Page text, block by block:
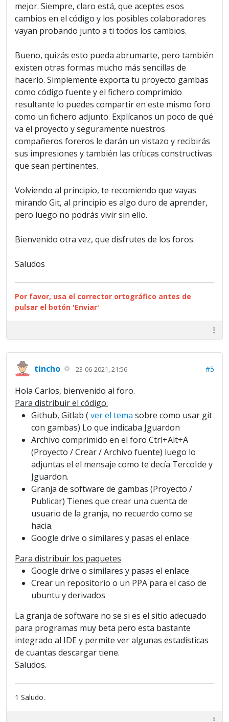
mejor. Siempre, claro está, que aceptes esos
cambios en el código y los posibles colaboradores
vayan probando junto a ti todos los cambios.
Bueno, quizás esto pueda abrumarte, pero también
existen otras formas mucho más sencillas de
hacerlo. Simplemente exporta tu proyecto gambas
como código fuente y el fichero comprimido
resultante lo puedes compartir en este mismo foro
como un fichero adjunto. Explícanos un poco de qué
va el proyecto y seguramente nuestros
compañeros foreros le darán un vistazo y recibirás
sus impresiones y también las críticas constructivas
que sean pertinentes.
Volviendo al principio, te recomiendo que vayas
mirando Git, al principio es algo duro de aprender,
pero luego no podrás vivir sin ello.
Bienvenido otra vez, que disfrutes de los foros.
Saludos
Por favor, usa el corrector ortográfico antes de
pulsar el botón 'Enviar'
tincho 23-06-2021, 21:56 #5
Hola Carlos, bienvenido al foro.
Para distribuir el código:
Github, Gitlab ( ver el tema sobre como usar git
con gambas) Lo que indicaba Jguardon
Archivo comprimido en el foro Ctrl+Alt+A
(Proyecto / Crear / Archivo fuente) luego lo
adjuntas el el mensaje como te decía TercoIde y
Jguardon.
Granja de software de gambas (Proyecto /
Publicar) Tienes que crear una cuenta de
usuario de la granja, no recuerdo como se
hacia.
Google drive o similares y pasas el enlace
Para distribuir los paquetes
Google drive o similares y pasas el enlace
Crear un repositorio o un PPA para el caso de
ubuntu y derivados
La granja de software no se si es el sitio adecuado
para programas muy beta pero esta bastante
integrado al IDE y permite ver algunas estadísticas
de cuantas descargar tiene.
Saludos.
1 Saludo.